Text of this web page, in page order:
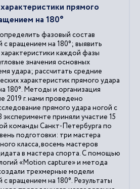
прямого
на 180°
фазовый состав
с вращением на 180°; выявить
каждой фазы
значения основных
удара; рассчитать средние
характеристик прямого удара
180°. Методы и организация
2019 г. нами проведено
прямого удара ногой с
приняли участие 15
команды Санкт-Петербурга по
подготовки: три мастера
класса, восемь мастеров
в мастера спорта. С помощью
«Motion capture» и метода
трехмерные модели
вращением на 180°. Результаты